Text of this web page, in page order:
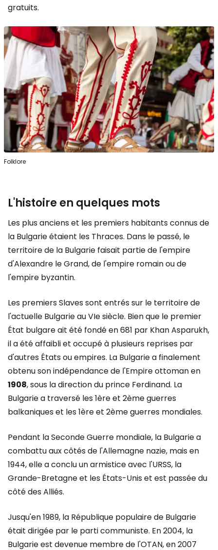
gratuits.
Folklore
L'histoire en quelques mots
Les plus anciens et les premiers habitants connus de
la Bulgarie étaient les Thraces. Dans le passé, le
territoire de la Bulgarie faisait partie de l'empire
d'Alexandre le Grand, de l'empire romain ou de
l'empire byzantin.
Les premiers Slaves sont entrés sur le territoire de
l'actuelle Bulgarie au VIe siècle. Bien que le premier
État bulgare ait été fondé en 681 par Khan Asparukh,
il a été affaibli et occupé à plusieurs reprises par
d'autres États ou empires. La Bulgarie a finalement
obtenu son indépendance de l'Empire ottoman en
1908, sous la direction du prince Ferdinand. La
Bulgarie a traversé les 1ère et 2ème guerres
balkaniques et les 1ère et 2ème guerres mondiales.
Pendant la Seconde Guerre mondiale, la Bulgarie a
combattu aux côtés de l'Allemagne nazie, mais en
1944, elle a conclu un armistice avec l'URSS, la
Grande-Bretagne et les États-Unis et est passée du
côté des Alliés.
Jusqu'en 1989, la République populaire de Bulgarie
était dirigée par le parti communiste. En 2004, la
Bulgarie est devenue membre de l'OTAN, en 2007